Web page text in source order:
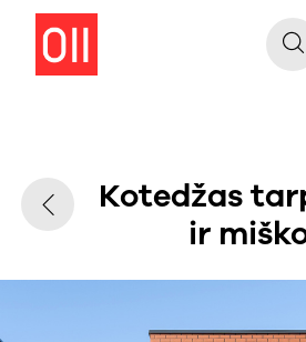
Kotedžas
ir